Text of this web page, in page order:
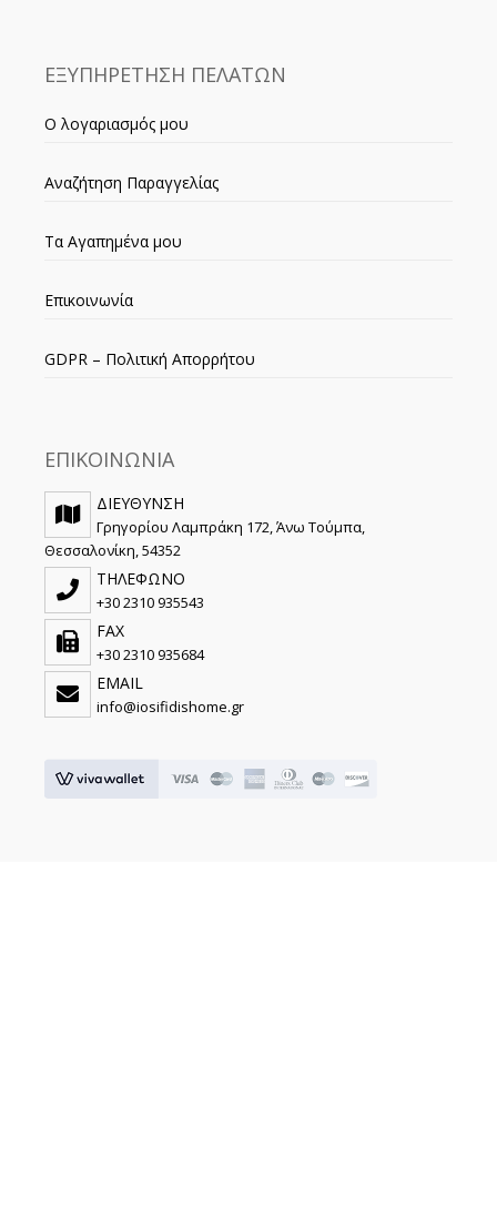
ΕΞΥΠΗΡΕΤΗΣΗ ΠΕΛΑΤΩΝ
Ο λογαριασμός μου
Αναζήτηση Παραγγελίας
Τα Αγαπημένα μου
Επικοινωνία
GDPR – Πολιτική Απορρήτου
ΕΠΙΚΟΙΝΩΝΙΑ
ΔΙΕΥΘΥΝΣΗ
Γρηγορίου Λαμπράκη 172, Άνω Τούμπα,
Θεσσαλονίκη, 54352
ΤΗΛΕΦΩΝΟ
+30 2310 935543
FAX
+30 2310 935684
EMAIL
info@iosifidishome.gr